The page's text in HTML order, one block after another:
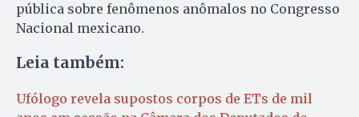
pública sobre fenômenos anômalos no Congresso
Nacional mexicano.
Leia também:
Ufólogo revela supostos corpos de ETs de mil